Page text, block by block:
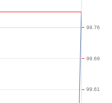
99.61
99.69
99.76